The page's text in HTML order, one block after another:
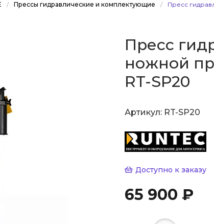
/ Прессы гидравлические и комплектующие / Пресс
Пресс
ножной
RT-SP20
Артикул: RT-SP20
Доступно к заказу
65 900 ₽